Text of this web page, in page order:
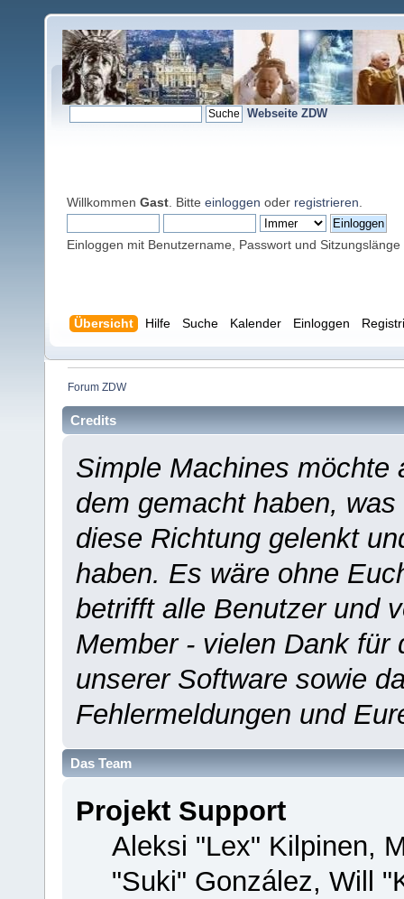
Webseite ZDW
Willkommen Gast . Bitte einloggen oder registrieren
Einloggen mit Benutzername, Passwort und Sitzungslänge
Übersicht Hilfe Suche Kalender Einloggen
Forum ZDW
Credits
Simple Machines möchte
dem gemacht haben,
diese Richtung gelenkt
haben. Es wäre ohne
betrifft alle Benutzer und
Member - vielen Dank für
unserer Software sowie
Fehlermeldungen und
Das Team
Projekt Support
Aleksi "Lex" Kilpinen,
"Suki" González, Will